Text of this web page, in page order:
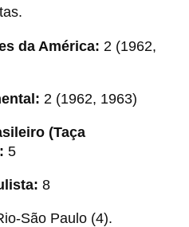
da América: 2 (1962,
2 (1962, 1963)
(Taça
5
8
São Paulo (4).